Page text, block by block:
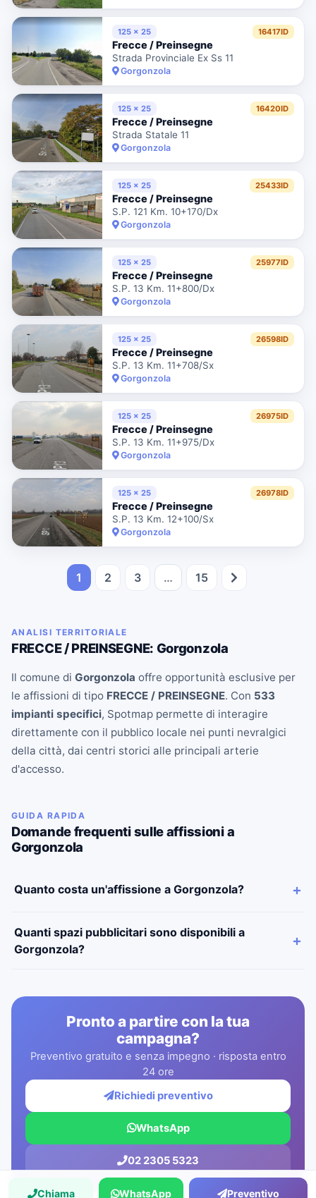
125 x 25 16417ID
Frecce / Preinsegne
Strada Provinciale Ex Ss 11
Gorgonzola
125 x 25 16420ID
Frecce / Preinsegne
Strada Statale 11
Gorgonzola
125 x 25 25433ID
Frecce / Preinsegne
S.P. 121 Km. 10+170/Dx
Gorgonzola
125 x 25 25977ID
Frecce / Preinsegne
S.P. 13 Km. 11+800/Dx
Gorgonzola
125 x 25 26598ID
Frecce / Preinsegne
S.P. 13 Km. 11+708/Sx
Gorgonzola
125 x 25 26975ID
Frecce / Preinsegne
S.P. 13 Km. 11+975/Dx
Gorgonzola
125 x 25 26978ID
Frecce / Preinsegne
S.P. 13 Km. 12+100/Sx
Gorgonzola
1 2 3 … 15
ANALISI TERRITORIALE
FRECCE / PREINSEGNE: Gorgonzola
Il comune di Gorgonzola offre opportunità esclusive per
le affissioni di tipo FRECCE / PREINSEGNE. Con 533
impianti specifici, Spotmap permette di interagire
direttamente con il pubblico locale nei punti nevralgici
della città, dai centri storici alle principali arterie
d'accesso.
GUIDA RAPIDA
Domande frequenti sulle affissioni a
Gorgonzola
Quanto costa un'affissione a Gorgonzola?
Quanti spazi pubblicitari sono disponibili a
Gorgonzola?
Pronto a partire con la tua
campagna?
Preventivo gratuito e senza impegno · risposta entro
24 ore
Richiedi preventivo
WhatsApp
02 2305 5323
Chiama WhatsApp Preventivo